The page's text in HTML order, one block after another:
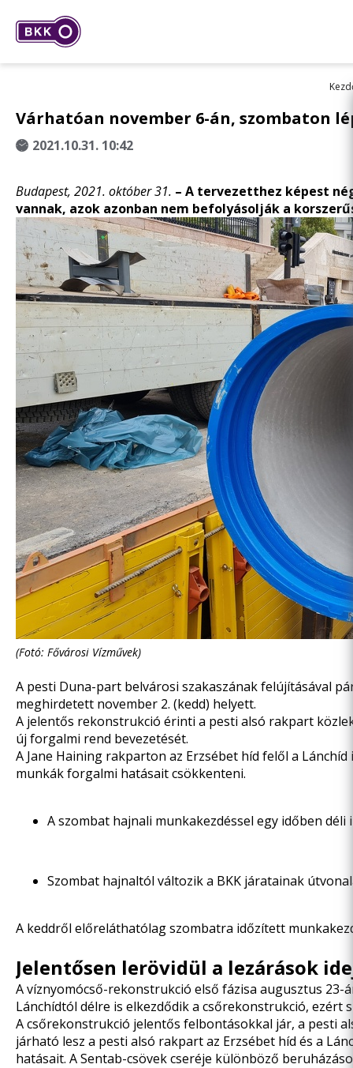
Várhatóan november 6-án, szombaton
2021.10.31. 10:42
Budapest, 2021. október 31. – A tervezetthez képest
vannak, azok azonban nem befolyásolják a
(Fotó: Fővárosi Vízművek)
A pesti Duna-part belvárosi szakaszának felújításával
meghirdetett november 2. (kedd) helyett.
A jelentős rekonstrukció érinti a pesti alsó rakpart
új forgalmi rend bevezetését.
A Jane Haining rakparton az Erzsébet híd felől a
munkák forgalmi hatásait csökkenteni.
A szombat hajnali munkakezdéssel egy időben
Szombat hajnaltól változik a BKK járatainak
A keddről előreláthatólag szombatra időzített
Jelentősen lerövidül a lezárások
A víznyomócső-rekonstrukció első fázisa augusztus
Lánchídtól délre is elkezdődik a csőrekonstrukció,
A csőrekonstrukció jelentős felbontásokkal jár, a pesti
járható lesz a pesti alsó rakpart az Erzsébet híd és a
hatásait. A Sentab-csövek cseréje különböző